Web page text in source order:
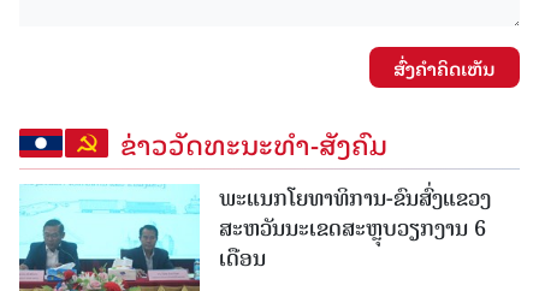
ສົ່ງຄໍາຄິດເຫັນ
ຂ່າວວັດທະນະທຳ-ສັງຄົມ
ພະແນກໂຍທາທິການ-ຂົນສົ່ງແຂວງ
ສະຫວັນນະເຂດສະຫຼຸບວຽກງານ 6
ເດືອນ